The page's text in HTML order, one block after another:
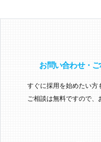
お問い合わせ・
すぐに採用を始めたい方
ご相談は無料ですので、